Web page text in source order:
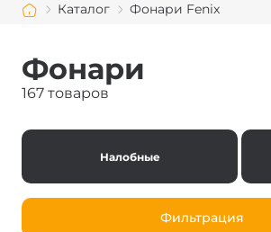
Каталог Фонари Fenix
Фонари
167 товаров
Налобные
Фильтрация